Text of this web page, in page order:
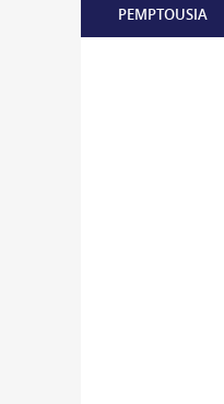
PEMPTOUSIA